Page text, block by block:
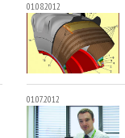
01.08.2012
01.07.2012